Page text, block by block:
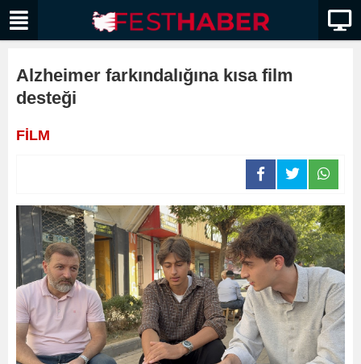
Alzheimer farkındalığına kısa film
desteği
FİLM